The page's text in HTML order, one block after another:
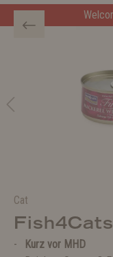
Cat
Kurz vor MHD